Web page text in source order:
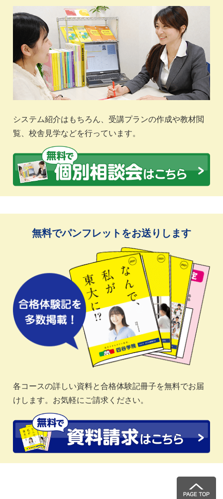
システム紹介はもちろん、受講プランの作成や教材閲
覧、校舎見学などを行っています。
無料でパンフレットをお送りします
各コースの詳しい資料と合格体験記冊子を無料でお届
けします。お気軽にご請求ください。